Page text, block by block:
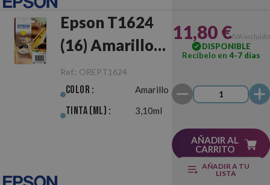
Epson T1624
(16) Amarillo
Original
Ref.: OREPT1624
Color : Amarillo
Tinta (ml) : 3,10ml
11,80 €IVA incluido
DISPONIBLE
Recíbelo en 4-7 días
AÑADIR AL
CARRITO
AÑADIR A TU
LISTA